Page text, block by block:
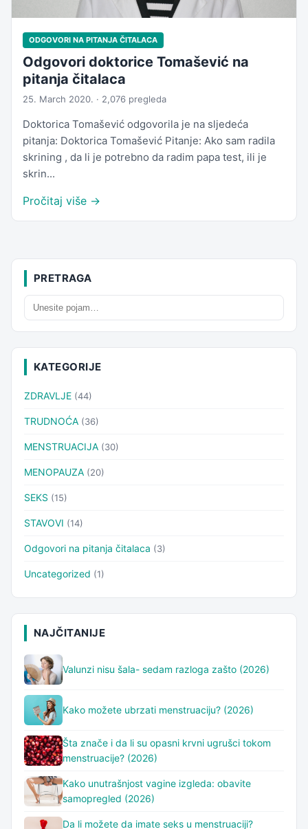
ODGOVORI NA PITANJA ČITALACA
Odgovori doktorice Tomašević na
pitanja čitalaca
25. March 2020. · 2,076 pregleda
Doktorica Tomašević odgovorila je na sljedeća
pitanja: Doktorica Tomašević Pitanje: Ako sam radila
skrining , da li je potrebno da radim papa test, ili je
skrin...
Pročitaj više →
PRETRAGA
KATEGORIJE
ZDRAVLJE (44)
TRUDNOĆA (36)
MENSTRUACIJA (30)
MENOPAUZA (20)
SEKS (15)
STAVOVI (14)
Odgovori na pitanja čitalaca (3)
Uncategorized (1)
NAJČITANIJE
Valunzi nisu šala- sedam razloga zašto (2026)
Kako možete ubrzati menstruaciju? (2026)
Šta znače i da li su opasni krvni ugrušci tokom
menstruacije? (2026)
Kako unutrašnjost vagine izgleda: obavite
samopregled (2026)
Da li možete da imate seks u menstruaciji?